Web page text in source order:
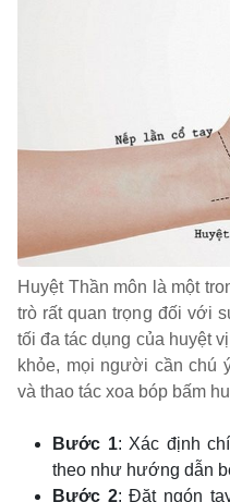
Huyệt Thần môn là một
trò rất quan trọng đối với
tối đa tác dụng của huyệt
khỏe, mọi người cần chú
và thao tác xoa bóp bấm
Bước 1: Xác định
theo như hướng dẫn
Bước 2: Đặt ngón